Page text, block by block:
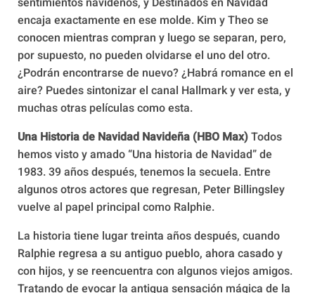
encaja exactamente en ese molde. Kim y Theo se
conocen mientras compran y luego se separan, pero,
por supuesto, no pueden olvidarse el uno del otro.
¿Podrán encontrarse de nuevo? ¿Habrá romance en el
aire? Puedes sintonizar el canal Hallmark y ver esta, y
muchas otras películas como esta.
Una Historia de Navidad Navideña (HBO Max)Todos
hemos visto y amado “Una historia de Navidad” de
1983. 39 años después, tenemos la secuela. Entre
algunos otros actores que regresan, Peter Billingsley
vuelve al papel principal como Ralphie.
La historia tiene lugar treinta años después, cuando
Ralphie regresa a su antiguo pueblo, ahora casado y
con hijos, y se reencuentra con algunos viejos amigos.
Tratando de evocar la antigua sensación mágica de la